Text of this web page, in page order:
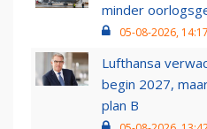
minder
05-08-2026, 14:17
Lufthansa
begin 2027,
plan B